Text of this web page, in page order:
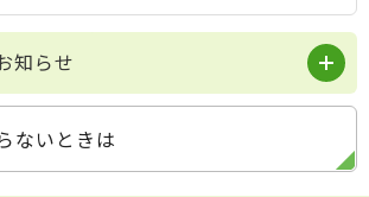
知らせ
ないときは